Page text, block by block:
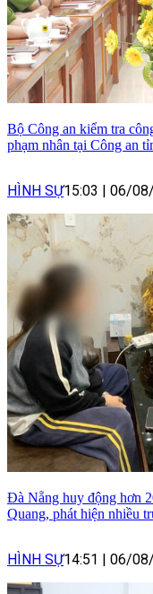
Bộ Công an kiểm tra
phạm nhân tại Công an
HÌNH SỰ15:03 | 06/
Đà Nẵng huy động hơn
Quang, phát hiện nhiều
HÌNH SỰ14:51 | 06/